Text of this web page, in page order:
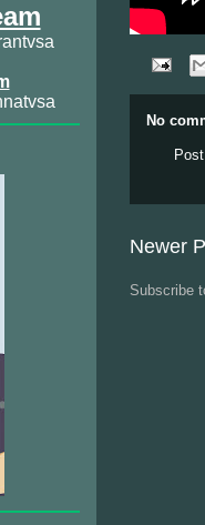
No
Newer
Subscribe